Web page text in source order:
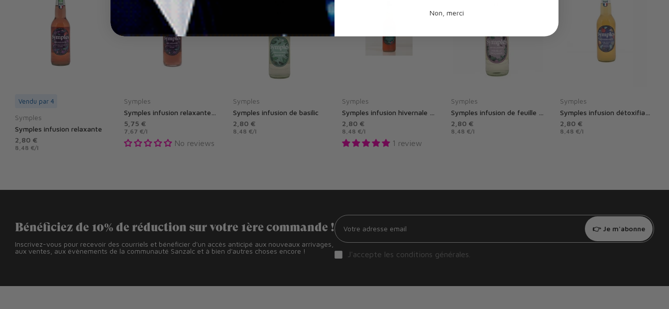
Symples
2,80 €
8,48 €/l
Symples
2,80 €
8,48 €/l
Vendu par 4
Symples
Symples infusion relaxante
2,80 €
8,48 €/l
Symples
5,75 €
7,67 €/l
No reviews
Symples
Symples infusion de basilic
2,80 €
8,48 €/l
Symples
2,80 €
8,48 €/l
1 review
Bénéficiez de 10% de réduction sur votre 1ère commande !
Inscrivez-vous pour recevoir des courriels et bénéficier d'un accès anticipé aux nouveaux arrivages,
aux ventes, aux évènements de la communauté Sanzalc et à bien d'autres choses encore !
👉 Je m'abonne
J'accepte les conditions générales
Non, merci